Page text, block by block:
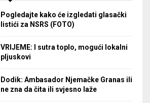
Pogledajte kako će izgledati glasački
listići za NSRS (FOTO)
VRIJEME: I sutra toplo, mogući lokalni
pljuskovi
Dodik: Ambasador Njemačke Granas ili
ne zna da čita ili svjesno laže